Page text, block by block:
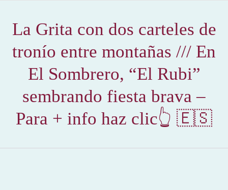
La Grita con dos carteles de
tronío entre montañas /// En
El Sombrero, “El Rubi”
sembrando fiesta brava –
Para + info haz clic👆 🇪🇸